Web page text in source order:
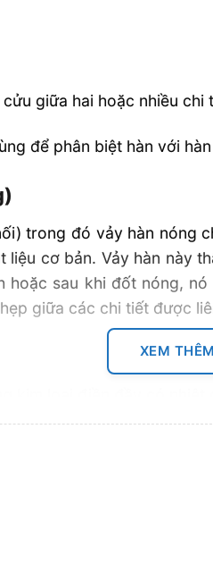
giữa hai hoặc nhiều chi
để phân biệt hàn với
trong đó vảy hàn nóng
liệu cơ bản. Vảy hàn này
hoặc sau khi đốt nóng,
giữa các chi tiết được
kim loại điền đầy có
XEM THÊM